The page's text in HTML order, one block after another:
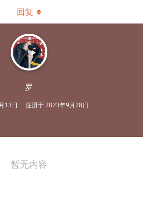
罗
13日 注册于2023年9月28日
回复
暂无内容